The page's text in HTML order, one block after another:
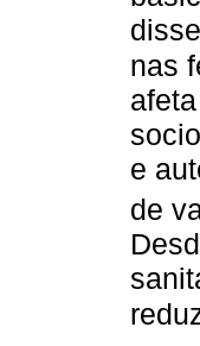
nas
e
de